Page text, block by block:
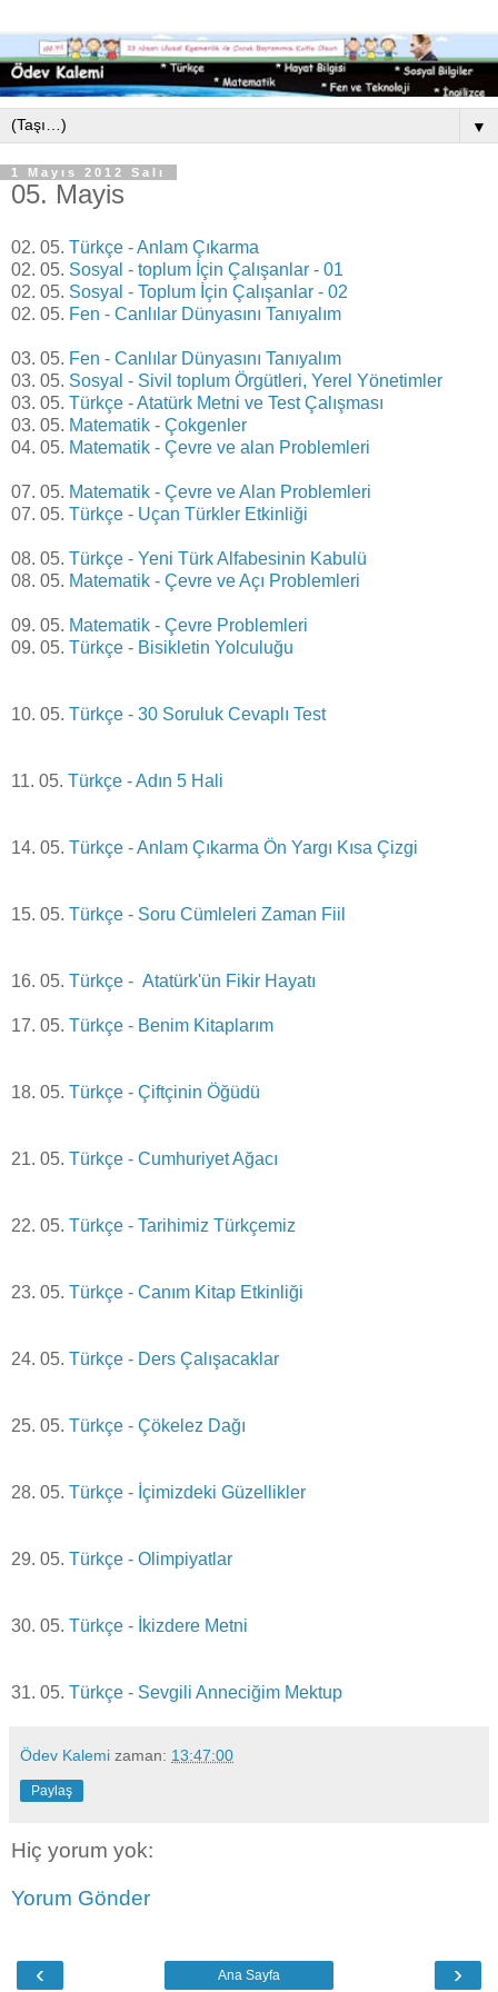
▼
1 Mayıs 2012 Salı
05. Mayis
02. 05. Türkçe - Anlam Çıkarma
02. 05. Sosyal - toplum İçin Çalışanlar - 01
02. 05. Sosyal - Toplum İçin Çalışanlar - 02
02. 05. Fen - Canlılar Dünyasını Tanıyalım
03. 05. Fen - Canlılar Dünyasını Tanıyalım
03. 05. Sosyal - Sivil toplum Örgütleri, Yerel Yönetimler
03. 05. Türkçe - Atatürk Metni ve Test Çalışması
03. 05. Matematik - Çokgenler
04. 05. Matematik - Çevre ve alan Problemleri
07. 05. Matematik - Çevre ve Alan Problemleri
07. 05. Türkçe - Uçan Türkler Etkinliği
08. 05. Türkçe - Yeni Türk Alfabesinin Kabulü
08. 05. Matematik - Çevre ve Açı Problemleri
09. 05. Matematik - Çevre Problemleri
09. 05. Türkçe - Bisikletin Yolculuğu
10. 05. Türkçe - 30 Soruluk Cevaplı Test
11. 05. Türkçe - Adın 5 Hali
14. 05. Türkçe - Anlam Çıkarma Ön Yargı Kısa Çizgi
15. 05. Türkçe - Soru Cümleleri Zaman Fiil
16. 05. Türkçe - Atatürk'ün Fikir Hayatı
17. 05. Türkçe - Benim Kitaplarım
18. 05. Türkçe - Çiftçinin Öğüdü
21. 05. Türkçe - Cumhuriyet Ağacı
22. 05. Türkçe - Tarihimiz Türkçemiz
23. 05. Türkçe - Canım Kitap Etkinliği
24. 05. Türkçe - Ders Çalışacaklar
25. 05. Türkçe - Çökelez Dağı
28. 05. Türkçe - İçimizdeki Güzellikler
29. 05. Türkçe - Olimpiyatlar
30. 05. Türkçe - İkizdere Metni
31. 05. Türkçe - Sevgili Anneciğim Mektup
Ödev Kalemi zaman: 13:47:00
Paylaş
Hiç yorum yok:
Yorum Gönder
‹ ›
Ana Sayfa